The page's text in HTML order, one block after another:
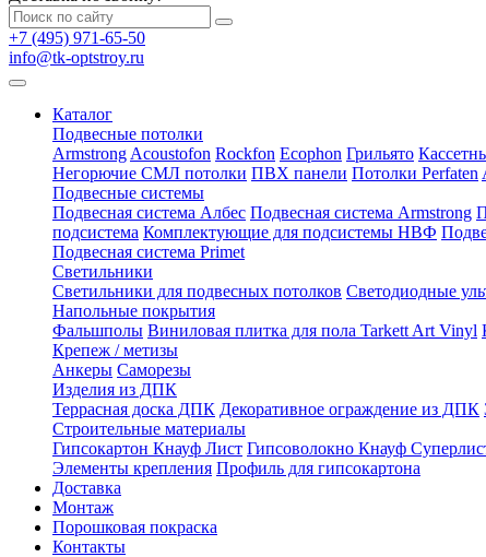
+7 (495) 971-65-50
info@tk-optstroy.ru
Каталог
Подвесные потолки
Armstrong Acoustofon Rockfon Ecophon Грильято
Негорючие СМЛ потолки ПВХ панели Потолки Perfaten
Подвесные системы
Подвесная система Албес Подвесная система Armstrong
подсистема Комплектующие для подсистемы НВФ
Подвесная система Primet
Светильники
Светильники для подвесных потолков Светодиодные
Напольные покрытия
Фальшполы Виниловая плитка для пола Tarkett Art Vinyl
Крепеж / метизы
Анкеры Саморезы
Изделия из ДПК
Террасная доска ДПК Декоративное ограждение из ДПК
Строительные материалы
Гипсокартон Кнауф Лист Гипсоволокно Кнауф
Элементы крепления Профиль для гипсокартона
Доставка
Монтаж
Порошковая покраска
Контакты